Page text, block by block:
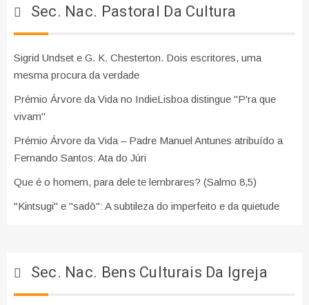
Sec. Nac. Pastoral Da Cultura
Sigrid Undset e G. K. Chesterton. Dois escritores, uma
mesma procura da verdade
Prémio Árvore da Vida no IndieLisboa distingue "P'ra que
vivam"
Prémio Árvore da Vida – Padre Manuel Antunes atribuído a
Fernando Santos: Ata do Júri
Que é o homem, para dele te lembrares? (Salmo 8,5)
"Kintsugi" e "sadō": A subtileza do imperfeito e da quietude
Sec. Nac. Bens Culturais Da Igreja